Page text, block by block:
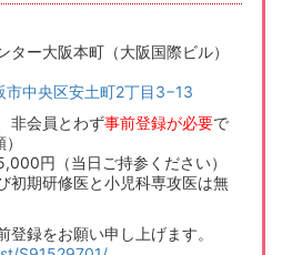
ー大阪本町（大阪国際ビル）
市中央区安土町2丁目3−13
非会員とわず事前登録が必要で
円（当日ご持参ください）
初期研修医と小児科専攻医は無
登録をお願い申し上げます。